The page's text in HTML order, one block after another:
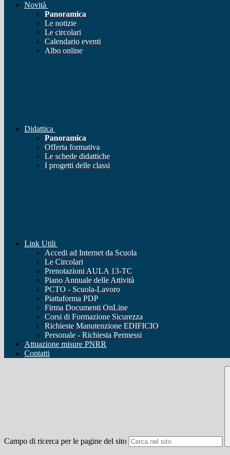
Novità
Panoramica
Le notizie
Le circolari
Calendario eventi
Albo online
Didattica
Panoramica
Offerta formativa
Le schede didattiche
I progetti delle classi
Link Utili
Accedi ad Internet da Scuola
Le Circolari
Prenotazioni AULA 13-TC
Piano Annuale delle Attività
PCTO - Scuola-Lavoro
Piattaforma PDP
Firma Documenti OnLine
Corsi di Formazione Sicurezza
Richieste Manutenzione EDIFICIO
Personale - Richiesta Permessi
Attuazione misure PNRR
Contatti
Campo di ricerca per le pagine del sito